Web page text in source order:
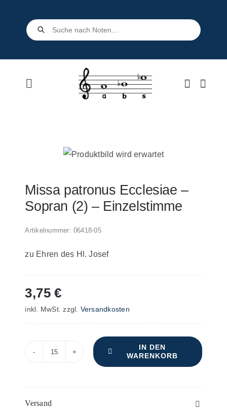
Products
search
Toggle
Kontakt
Missa patronus Ecclesiae –
Sopran (2) – Einzelstimme
Artikelnummer: 06418-05
zu Ehren des Hl. Josef
3,75€
inkl. MwSt. zzgl. Versandkosten
IN DEN
WARENKORB
Versand